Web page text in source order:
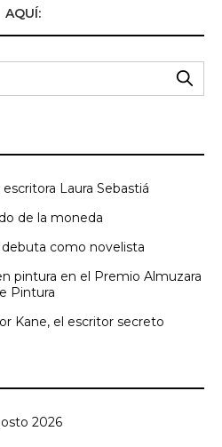
AQUÍ:
Laura Sebastiá
de la moneda
como novelista
pintura en el Premio Almuzara
Pintura
Kane, el escritor secreto
2026